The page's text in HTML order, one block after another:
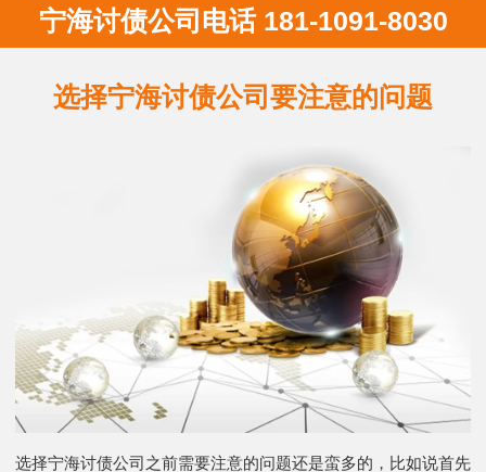
宁海讨债公司电话 181-1091-8030
选择宁海讨债公司要注意的问题
选择宁海讨债公司之前需要注意的问题还是蛮多的，比如说首先